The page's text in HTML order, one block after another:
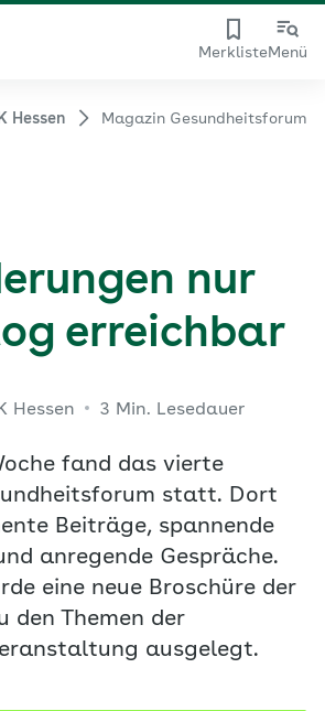
MerklisteMenü
Hessen Magazin Gesundheitsforum
nur
erreichbar
Hessen 3 Min. Lesedauer
fand das vierte
statt. Dort
Beiträge, spannende
anregende Gespräche.
eine neue Broschüre der
den Themen der
ausgelegt.